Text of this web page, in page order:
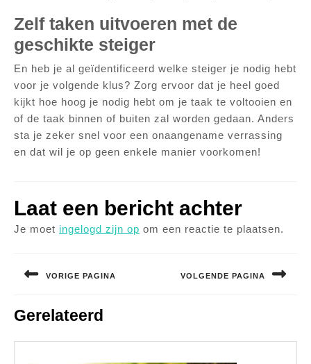
Zelf taken uitvoeren met de
geschikte steiger
En heb je al geïdentificeerd welke steiger je nodig hebt
voor je volgende klus? Zorg ervoor dat je heel goed
kijkt hoe hoog je nodig hebt om je taak te voltooien en
of de taak binnen of buiten zal worden gedaan. Anders
sta je zeker snel voor een onaangename verrassing
en dat wil je op geen enkele manier voorkomen!
Laat een bericht achter
Je moet ingelogd zijn op om een reactie te plaatsen.
navigatie
VORIGE PAGINA
bericht:
VOLGENDE PAGINA
Gerelateerd